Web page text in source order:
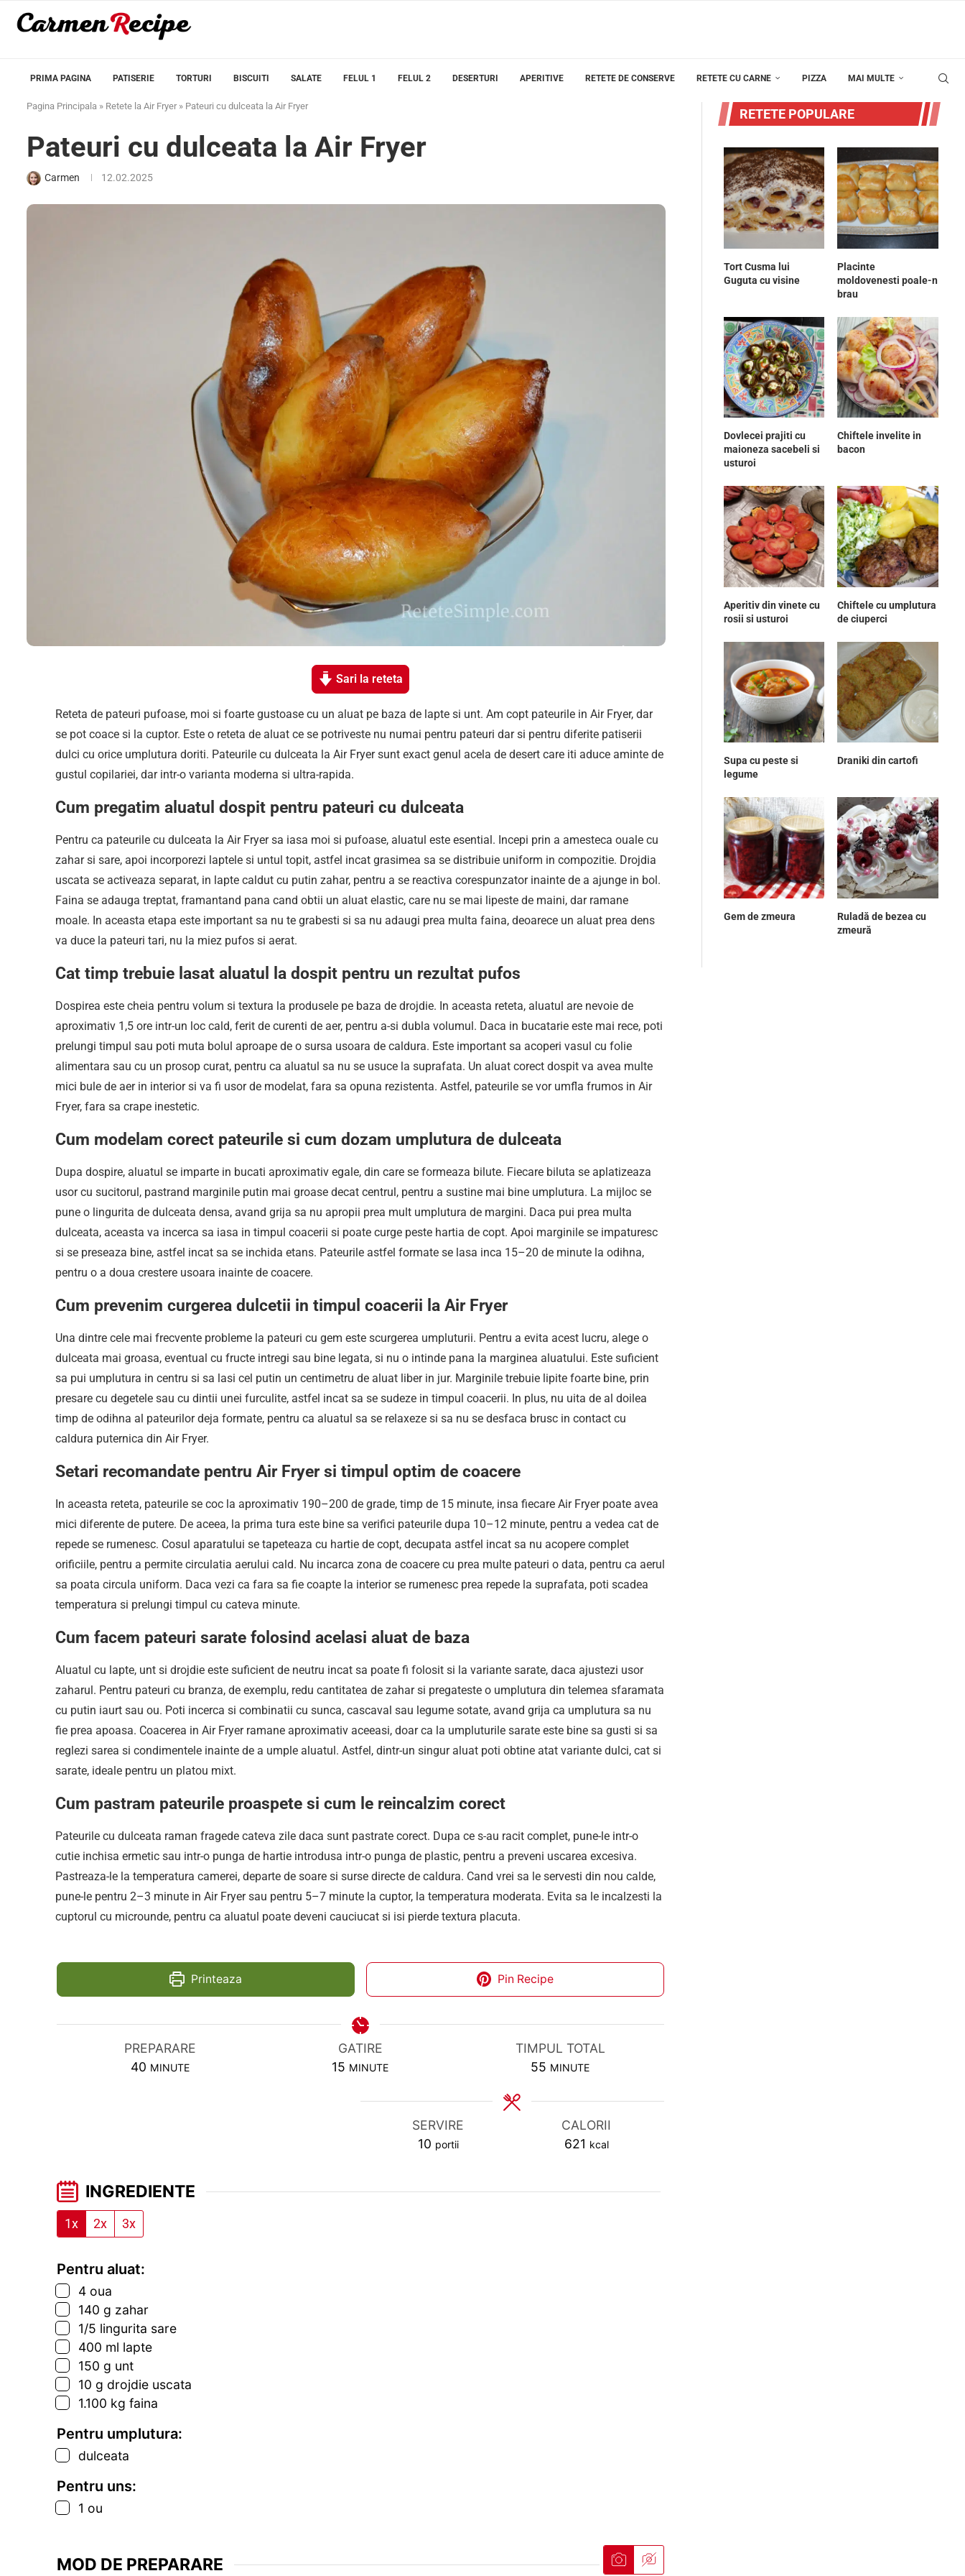
PRIMA PAGINA PATISERIE TORTURI BISCUITI SALATE FELUL 1 FELUL 2 DESERTURI APERITIVE RETETE DE CONSERVE RETETE CU CARNE PIZZA MAI MULTE
Pagina Principala » Retete la Air Fryer » Pateuri cu dulceata la Air Fryer
Pateuri cu dulceata la Air Fryer
Carmen 12.02.2025
Sari la reteta
Reteta de pateuri pufoase, moi si foarte gustoase cu un aluat pe baza de lapte si unt. Am copt pateurile in Air Fryer, dar
se pot coace si la cuptor. Este o reteta de aluat ce se potriveste nu numai pentru pateuri dar si pentru diferite patiserii
dulci cu orice umplutura doriti. Pateurile cu dulceata la Air Fryer sunt exact genul acela de desert care iti aduce aminte de
gustul copilariei, dar intr-o varianta moderna si ultra-rapida.
Cum pregatim aluatul dospit pentru pateuri cu dulceata
Pentru ca pateurile cu dulceata la Air Fryer sa iasa moi si pufoase, aluatul este esential. Incepi prin a amesteca ouale cu
zahar si sare, apoi incorporezi laptele si untul topit, astfel incat grasimea sa se distribuie uniform in compozitie. Drojdia
uscata se activeaza separat, in lapte caldut cu putin zahar, pentru a se reactiva corespunzator inainte de a ajunge in bol.
Faina se adauga treptat, framantand pana cand obtii un aluat elastic, care nu se mai lipeste de maini, dar ramane
moale. In aceasta etapa este important sa nu te grabesti si sa nu adaugi prea multa faina, deoarece un aluat prea dens
va duce la pateuri tari, nu la miez pufos si aerat.
Cat timp trebuie lasat aluatul la dospit pentru un rezultat pufos
Dospirea este cheia pentru volum si textura la produsele pe baza de drojdie. In aceasta reteta, aluatul are nevoie de
aproximativ 1,5 ore intr-un loc cald, ferit de curenti de aer, pentru a-si dubla volumul. Daca in bucatarie este mai rece, poti
prelungi timpul sau poti muta bolul aproape de o sursa usoara de caldura. Este important sa acoperi vasul cu folie
alimentara sau cu un prosop curat, pentru ca aluatul sa nu se usuce la suprafata. Un aluat corect dospit va avea multe
mici bule de aer in interior si va fi usor de modelat, fara sa opuna rezistenta. Astfel, pateurile se vor umfla frumos in Air
Fryer, fara sa crape inestetic.
Cum modelam corect pateurile si cum dozam umplutura de dulceata
Dupa dospire, aluatul se imparte in bucati aproximativ egale, din care se formeaza bilute. Fiecare biluta se aplatizeaza
usor cu sucitorul, pastrand marginile putin mai groase decat centrul, pentru a sustine mai bine umplutura. La mijloc se
pune o lingurita de dulceata densa, avand grija sa nu apropii prea mult umplutura de margini. Daca pui prea multa
dulceata, aceasta va incerca sa iasa in timpul coacerii si poate curge peste hartia de copt. Apoi marginile se impaturesc
si se preseaza bine, astfel incat sa se inchida etans. Pateurile astfel formate se lasa inca 15–20 de minute la odihna,
pentru o a doua crestere usoara inainte de coacere.
Cum prevenim curgerea dulcetii in timpul coacerii la Air Fryer
Una dintre cele mai frecvente probleme la pateuri cu gem este scurgerea umpluturii. Pentru a evita acest lucru, alege o
dulceata mai groasa, eventual cu fructe intregi sau bine legata, si nu o intinde pana la marginea aluatului. Este suficient
sa pui umplutura in centru si sa lasi cel putin un centimetru de aluat liber in jur. Marginile trebuie lipite foarte bine, prin
presare cu degetele sau cu dintii unei furculite, astfel incat sa se sudeze in timpul coacerii. In plus, nu uita de al doilea
timp de odihna al pateurilor deja formate, pentru ca aluatul sa se relaxeze si sa nu se desfaca brusc in contact cu
caldura puternica din Air Fryer.
Setari recomandate pentru Air Fryer si timpul optim de coacere
In aceasta reteta, pateurile se coc la aproximativ 190–200 de grade, timp de 15 minute, insa fiecare Air Fryer poate avea
mici diferente de putere. De aceea, la prima tura este bine sa verifici pateurile dupa 10–12 minute, pentru a vedea cat de
repede se rumenesc. Cosul aparatului se tapeteaza cu hartie de copt, decupata astfel incat sa nu acopere complet
orificiile, pentru a permite circulatia aerului cald. Nu incarca zona de coacere cu prea multe pateuri o data, pentru ca aerul
sa poata circula uniform. Daca vezi ca fara sa fie coapte la interior se rumenesc prea repede la suprafata, poti scadea
temperatura si prelungi timpul cu cateva minute.
Cum facem pateuri sarate folosind acelasi aluat de baza
Aluatul cu lapte, unt si drojdie este suficient de neutru incat sa poate fi folosit si la variante sarate, daca ajustezi usor
zaharul. Pentru pateuri cu branza, de exemplu, redu cantitatea de zahar si pregateste o umplutura din telemea sfaramata
cu putin iaurt sau ou. Poti incerca si combinatii cu sunca, cascaval sau legume sotate, avand grija ca umplutura sa nu
fie prea apoasa. Coacerea in Air Fryer ramane aproximativ aceeasi, doar ca la umpluturile sarate este bine sa gusti si sa
reglezi sarea si condimentele inainte de a umple aluatul. Astfel, dintr-un singur aluat poti obtine atat variante dulci, cat si
sarate, ideale pentru un platou mixt.
Cum pastram pateurile proaspete si cum le reincalzim corect
Pateurile cu dulceata raman fragede cateva zile daca sunt pastrate corect. Dupa ce s-au racit complet, pune-le intr-o
cutie inchisa ermetic sau intr-o punga de hartie introdusa intr-o punga de plastic, pentru a preveni uscarea excesiva.
Pastreaza-le la temperatura camerei, departe de soare si surse directe de caldura. Cand vrei sa le servesti din nou calde,
pune-le pentru 2–3 minute in Air Fryer sau pentru 5–7 minute la cuptor, la temperatura moderata. Evita sa le incalzesti la
cuptorul cu microunde, pentru ca aluatul poate deveni cauciucat si isi pierde textura placuta.
Printeaza Pin Recipe
PREPARARE
40 MINUTES
MINUTE
GATIRE
15 MINUTES
MINUTE
TIMPUL TOTAL
55 MINUTES
MINUTE
SERVIRE
10 portii
CALORII
621 kcal
INGREDIENTE
1x 2x 3x
Pentru aluat:
▢
4 oua
▢
140 g zahar
▢
1/5 lingurita sare
▢
400 ml lapte
▢
150 g unt
▢
10 g drojdie uscata
▢
1.100 kg faina
Pentru umplutura:
▢
dulceata
Pentru uns:
▢
1 ou
MOD DE PREPARARE
RETETE POPULARE
Tort Cusma lui
Guguta cu visine
Placinte
moldovenesti poale-n
brau
Dovlecei prajiti cu
maioneza sacebeli si
usturoi
Chiftele invelite in
bacon
Aperitiv din vinete cu
rosii si usturoi
Chiftele cu umplutura
de ciuperci
Supa cu peste si
legume
Draniki din cartofi
Gem de zmeura
Ruladă de bezea cu
zmeură